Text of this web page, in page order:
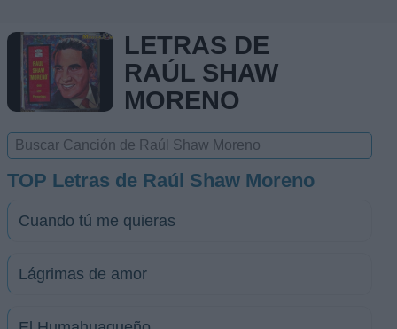
LETRAS DE
RAÚL SHAW
MORENO
TOP Letras de Raúl Shaw Moreno
Cuando tú me quieras
Lágrimas de amor